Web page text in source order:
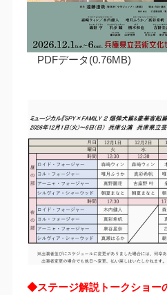
PDFデータ(0.76MB)
◆ステージ解説トークショー